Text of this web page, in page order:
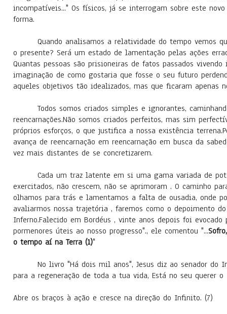
incompatíveis..." Os físicos, já se interrogam sobre este
forma.
Quando analisamos a relatividade do tempo vemos
o presente? Será um estado de lamentação pelas ações
Quantas pessoas são prisioneiras de fatos passados
imaginação de como gostaria que fosse o seu futuro
aqueles objetivos tão idealizados, mas que ficaram apenas
Todos somos criados simples e ignorantes,
reencarnações.Não somos criados perfeitos, mas sim
próprios esforços, o que justifica a nossa existência
avança de reencarnação em reencarnação em busca da
vez mais distantes de se concretizarem.
Cada um traz latente em si uma gama variada de
exercitados, não crescem, não se aprimoram . O caminho
olhamos para trás e lamentamos a falta de ousadia, onde
avaliarmos nossa trajetória , faremos como o depoimento
Inferno.Falecido em Bordéus , vinte anos depois foi
pormenores úteis ao nosso progresso"., ele comentou "...
o tempo aí na Terra (1)"
No livro "Há dois mil anos", Jesus diz ao senador do
para a regeneração de toda a tua vida, Está no seu querer
Abre os braços à ação e cresce na direção do Infinito. (7)